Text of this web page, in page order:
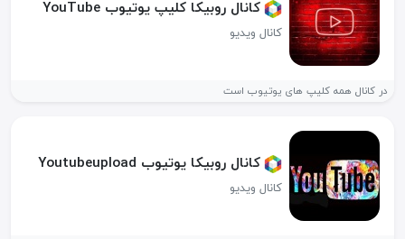
کانال روبیکا کلیپ یوتیوب YouTube
کانال ویدیو
در کانال همه کلیپ های یوتیوب است
کانال روبیکا یوتیوب Youtubeupload
کانال ویدیو